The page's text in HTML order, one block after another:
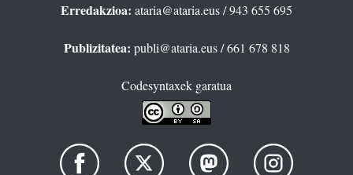
Erredakzioa: ataria@ataria.eus/ 943 655 695
Publizitatea: publi@ataria.eus/ 661 678 818
Codesyntaxek garatua